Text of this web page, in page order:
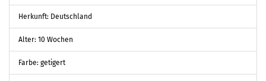
Herkunft: Deutschland
Alter: 10 Wochen
Farbe: getigert